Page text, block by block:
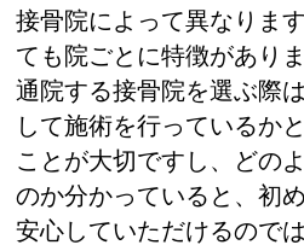
接骨院によって異なりま
ても院ごとに特徴がありま
通院する接骨院を選ぶ際
して施術を行っているか
ことが大切ですし、どの
のか分かっていると、初
安心していただけるので